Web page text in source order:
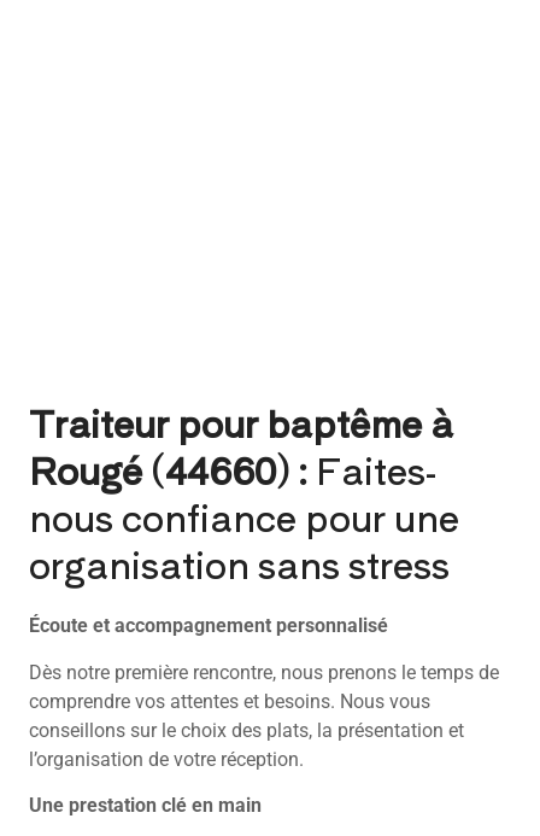
Traiteur pour baptême à
Rougé (44660) : Faites-
nous confiance pour une
organisation sans stress
Écoute et accompagnement personnalisé
Dès notre première rencontre, nous prenons le temps de
comprendre vos attentes et besoins. Nous vous
conseillons sur le choix des plats, la présentation et
l’organisation de votre réception.
Une prestation clé en main